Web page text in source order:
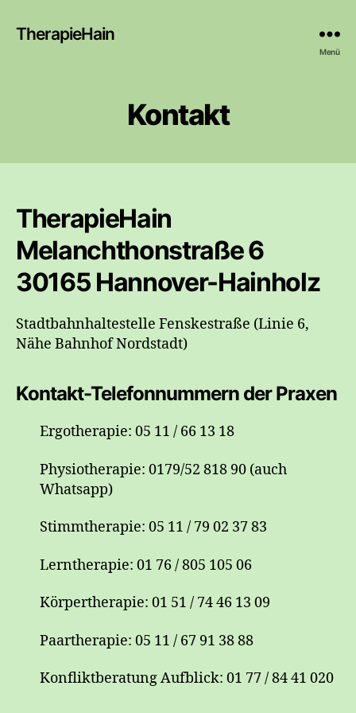
TherapieHain
Menü
Kontakt
TherapieHain
Melanchthonstraße 6
30165 Hannover-Hainholz
Stadtbahnhaltestelle Fenskestraße (Linie 6,
Nähe Bahnhof Nordstadt)
Kontakt-Telefonnummern der Praxen
Ergotherapie: 05 11 / 66 13 18
Physiotherapie: 0179/52 818 90 (auch
Whatsapp)
Stimmtherapie: 05 11 / 79 02 37 83
Lerntherapie: 01 76 / 805 105 06
Körpertherapie: 01 51 / 74 46 13 09
Paartherapie: 05 11 / 67 91 38 88
Konfliktberatung Aufblick: 01 77 / 84 41 020